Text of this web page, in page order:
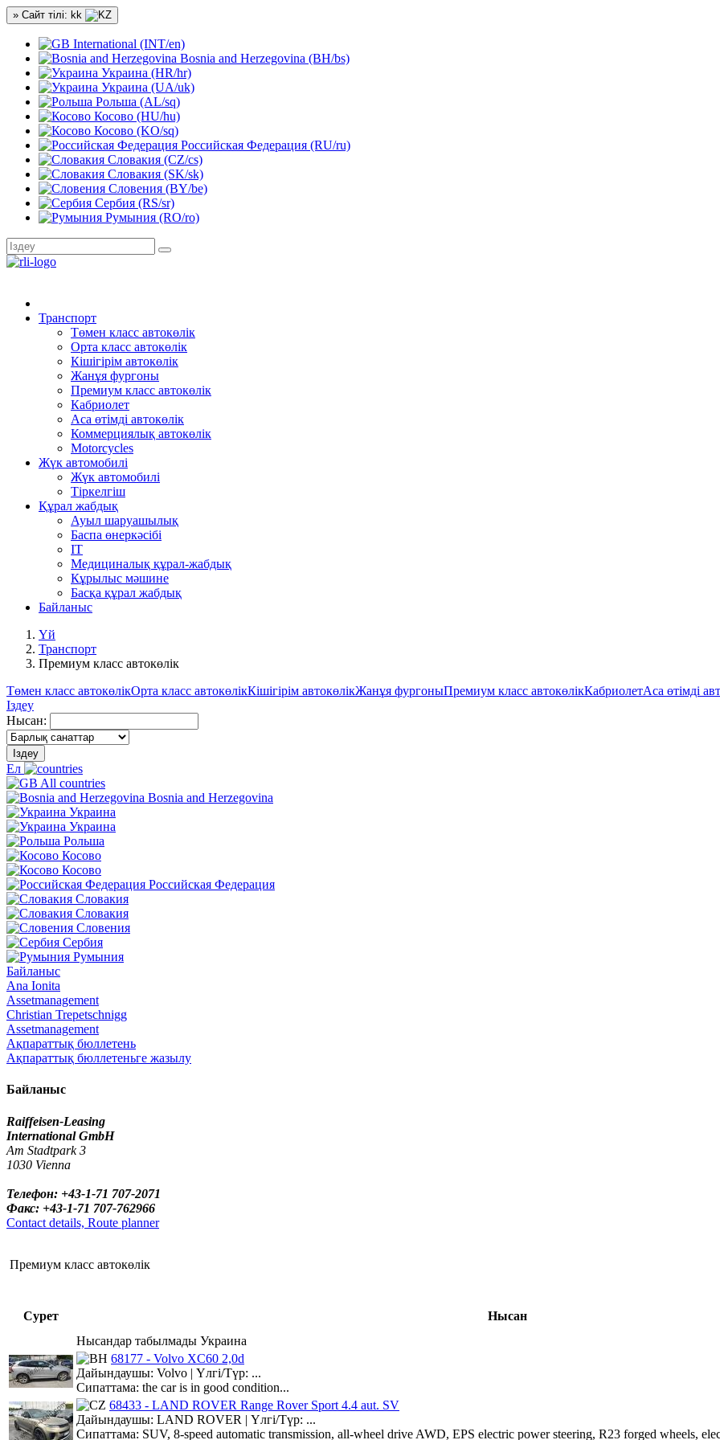
» Сайт тілі: kk
International (INT/en)
Bosnia and Herzegovina (BH/bs)
Украина (HR/hr)
Украина (UA/uk)
Рольша (AL/sq)
Косово (HU/hu)
Косово (KO/sq)
Российская Федерация (RU/ru)
Словакия (CZ/cs)
Словакия (SK/sk)
Словения (BY/be)
Сербия (RS/sr)
Румыния (RO/ro)
Транспорт
Төмен класс автокөлік
Орта класс автокөлік
Кішігірім автокөлік
Жанұя фургоны
Премиум класс автокөлік
Кабриолет
Аса өтімді автокөлік
Коммерциялық автокөлік
Motorcycles
Жүк автомобилі
Жүк автомобилі
Тіркелгіш
Құрал жабдық
Ауыл шаруашылық
Баспа өнеркәсібі
IT
Медициналық құрал-жабдық
Кұрылыс мәшине
Басқа құрал жабдық
Байланыс
Үй
Транспорт
Премиум класс автокөлік
Төмен класс автокөлікОрта класс автокөлікКішігірім автокөлікЖанұя фургоныПремиум класс автокөлікКабриолетАса өтімді
Іздеу
Нысан:
Іздеу
Ел
All countries
Bosnia and Herzegovina
Украина
Украина
Рольша
Косово
Косово
Российская Федерация
Словакия
Словакия
Словения
Сербия
Румыния
Байланыс
Ana Ionita
Assetmanagement
Christian Trepetschnigg
Assetmanagement
Ақпараттық бюллетень
Ақпараттық бюллетеньге жазылу
Байланыс
Raiffeisen-Leasing
International GmbH
Am Stadtpark 3
1030 Vienna
Телефон: +43-1-71 707-2071
Факс: +43-1-71 707-762966
Contact details, Route planner
Премиум класс автокөлік
Сурет Нысан
Нысандар табылмады Украина
68177 - Volvo XC60 2,0d
Дайындаушы: Volvo | Үлгі/Түр: ...
Сипаттама: the car is in good condition...
68433 - LAND ROVER Range Rover Sport 4.4 aut. SV
Дайындаушы: LAND ROVER | Үлгі/Түр: ...
Сипаттама: SUV, 8-speed automatic transmission, all-wheel drive AWD, EPS electric power steering, R23 forged wheels,